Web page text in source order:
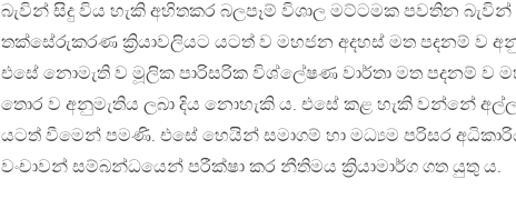
බැවින් සිදු විය හැකි අහිතකර බලපෑම් විශාල මට්ටමක පවතින බැවින්
තක්සේරුකරණ ක්‍රියාවලියට යටත් ව මහජන අදහස් මත පදනම් ව
එසේ නොමැති ව මූලික පාරිසරික විශ්ලේෂණ වාර්තා මත පදනම් ව
තොර ව අනුමැතිය ලබා දිය නොහැකි ය. එසේ කළ හැකි වන්නේ
යටත් වීමෙන් පමණි. එසේ හෙයින් සමාගම් හා මධ්‍යම පරිසර
වංචාවන් සම්බන්ධයෙන් පරීක්ෂා කර නීතිමය ක්‍රියාමාර්ග ගත යුතු ය.